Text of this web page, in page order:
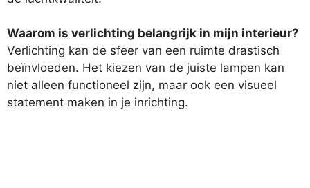
Waarom is verlichting belangrijk in mijn interieur?
Verlichting kan de sfeer van een ruimte drastisch
beïnvloeden. Het kiezen van de juiste lampen kan
niet alleen functioneel zijn, maar ook een visueel
statement maken in je inrichting.